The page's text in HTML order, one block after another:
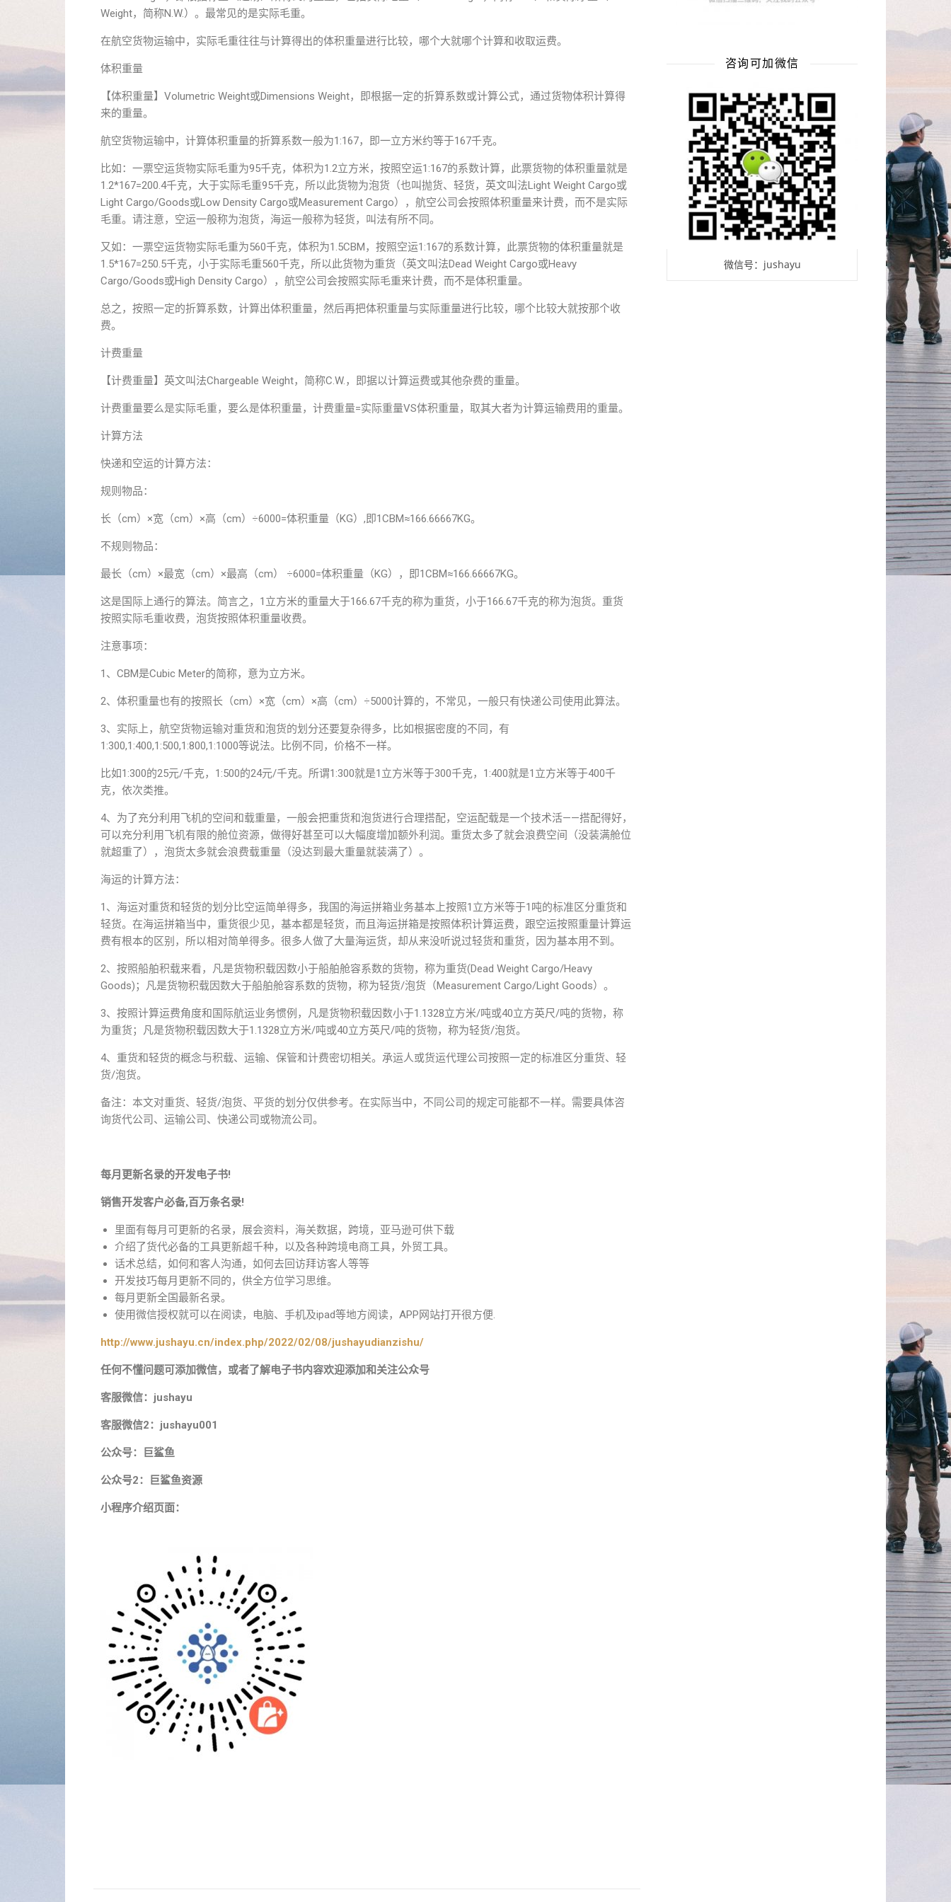
Weight，简称N.W.）。最常见的是实际毛重。
在航空货物运输中，实际毛重往往与计算得出的体积重量进行比较，哪个大就哪个计算和收取运费。
体积重量
【体积重量】Volumetric Weight或Dimensions Weight，即根据一定的折算系数或计算公式，通过货物体积计算得
来的重量。
航空货物运输中，计算体积重量的折算系数一般为1:167，即一立方米约等于167千克。
比如：一票空运货物实际毛重为95千克，体积为1.2立方米，按照空运1:167的系数计算，此票货物的体积重量就是
1.2*167=200.4千克，大于实际毛重95千克，所以此货物为泡货（也叫抛货、轻货，英文叫法Light Weight Cargo或
Light Cargo/Goods或Low Density Cargo或Measurement Cargo），航空公司会按照体积重量来计费，而不是实际
毛重。请注意，空运一般称为泡货，海运一般称为轻货，叫法有所不同。
又如：一票空运货物实际毛重为560千克，体积为1.5CBM，按照空运1:167的系数计算，此票货物的体积重量就是
1.5*167=250.5千克，小于实际毛重560千克，所以此货物为重货（英文叫法Dead Weight Cargo或Heavy
Cargo/Goods或High Density Cargo），航空公司会按照实际毛重来计费，而不是体积重量。
总之，按照一定的折算系数，计算出体积重量，然后再把体积重量与实际重量进行比较，哪个比较大就按那个收
费。
计费重量
【计费重量】英文叫法Chargeable Weight，简称C.W.，即据以计算运费或其他杂费的重量。
计费重量要么是实际毛重，要么是体积重量，计费重量=实际重量VS体积重量，取其大者为计算运输费用的重量。
计算方法
快递和空运的计算方法：
规则物品：
长（cm）×宽（cm）×高（cm）÷6000=体积重量（KG）,即1CBM≈166.66667KG。
不规则物品：
最长（cm）×最宽（cm）×最高（cm） ÷6000=体积重量（KG），即1CBM≈166.66667KG。
这是国际上通行的算法。简言之，1立方米的重量大于166.67千克的称为重货，小于166.67千克的称为泡货。重货
按照实际毛重收费，泡货按照体积重量收费。
注意事项：
1、CBM是Cubic Meter的简称，意为立方米。
2、体积重量也有的按照长（cm）×宽（cm）×高（cm）÷5000计算的，不常见，一般只有快递公司使用此算法。
3、实际上，航空货物运输对重货和泡货的划分还要复杂得多，比如根据密度的不同，有
1:300,1:400,1:500,1:800,1:1000等说法。比例不同，价格不一样。
比如1:300的25元/千克，1:500的24元/千克。所谓1:300就是1立方米等于300千克，1:400就是1立方米等于400千
克，依次类推。
4、为了充分利用飞机的空间和载重量，一般会把重货和泡货进行合理搭配，空运配载是一个技术活——搭配得好，
可以充分利用飞机有限的舱位资源，做得好甚至可以大幅度增加额外利润。重货太多了就会浪费空间（没装满舱位
就超重了），泡货太多就会浪费载重量（没达到最大重量就装满了）。
海运的计算方法：
1、海运对重货和轻货的划分比空运简单得多，我国的海运拼箱业务基本上按照1立方米等于1吨的标准区分重货和
轻货。在海运拼箱当中，重货很少见，基本都是轻货，而且海运拼箱是按照体积计算运费，跟空运按照重量计算运
费有根本的区别，所以相对简单得多。很多人做了大量海运货，却从来没听说过轻货和重货，因为基本用不到。
2、按照船舶积载来看，凡是货物积载因数小于船舶舱容系数的货物，称为重货(Dead Weight Cargo/Heavy
Goods)；凡是货物积载因数大于船舶舱容系数的货物，称为轻货/泡货（Measurement Cargo/Light Goods）。
3、按照计算运费角度和国际航运业务惯例，凡是货物积载因数小于1.1328立方米/吨或40立方英尺/吨的货物，称
为重货；凡是货物积载因数大于1.1328立方米/吨或40立方英尺/吨的货物，称为轻货/泡货。
4、重货和轻货的概念与积载、运输、保管和计费密切相关。承运人或货运代理公司按照一定的标准区分重货、轻
货/泡货。
备注：本文对重货、轻货/泡货、平货的划分仅供参考。在实际当中，不同公司的规定可能都不一样。需要具体咨
询货代公司、运输公司、快递公司或物流公司。
每月更新名录的开发电子书!
销售开发客户必备,百万条名录!
里面有每月可更新的名录，展会资料，海关数据，跨境，亚马逊可供下载
介绍了货代必备的工具更新超千种，以及各种跨境电商工具，外贸工具。
话术总结，如何和客人沟通，如何去回访拜访客人等等
开发技巧每月更新不同的，供全方位学习思维。
每月更新全国最新名录。
使用微信授权就可以在阅读，电脑、手机及ipad等地方阅读，APP网站打开很方便.
http://www.jushayu.cn/index.php/2022/02/08/jushayudianzishu/
任何不懂问题可添加微信，或者了解电子书内容欢迎添加和关注公众号
客服微信：jushayu
客服微信2：jushayu001
公众号：巨鲨鱼
公众号2：巨鲨鱼资源
小程序介绍页面：
咨询可加微信
微信号：jushayu